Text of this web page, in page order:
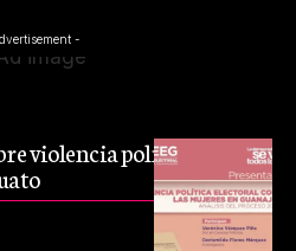
-
violencia política contra